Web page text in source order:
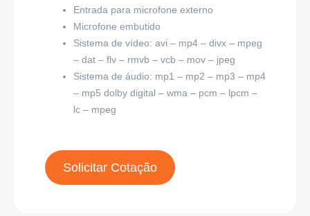
Entrada para microfone externo
Microfone embutido
Sistema de vídeo: avi – mp4 – divx – mpeg
– dat – flv – rmvb – vcb – mov – jpeg
Sistema de áudio: mp1 – mp2 – mp3 – mp4
– mp5 dolby digital – wma – pcm – lpcm –
lc – mpeg
Solicitar Cotação